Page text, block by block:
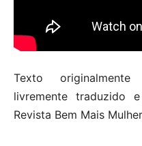
Texto
livremente traduzido
Revista Bem Mais Mulher